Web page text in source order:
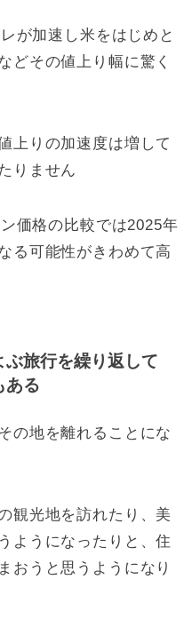
が加速し米をはじめと
どその値上り幅に驚く
上りの加速度は増して
りません
価格の比較では2025年
る可能性がきわめて高
旅行を繰り返して
ある
の地を離れることにな
観光地を訪れたり、美
ようになったりと、住
おうと思うようになり